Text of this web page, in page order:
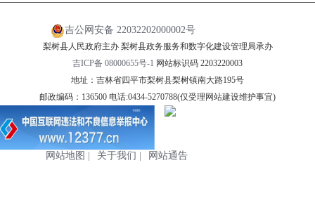
吉公网安备 22032202000002号
梨树县人民政府主办 梨树县政务服务和数字化建设管理局承办
吉ICP备 08000655号-1 网站标识码 2203220003
地址：吉林省四平市梨树县梨树镇南大路195号
邮政编码：136500 电话:0434-5270788(仅受理网站建设维护事宜)
网站地图 | 关于我们 | 网站通告